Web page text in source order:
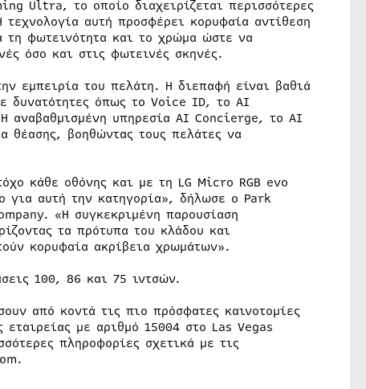
Ultra, το οποίο διαχειρίζεται περισσότερες
αυτή προσφέρει κορυφαία αντίθεση
τη φωτεινότητα και το χρώμα ώστε να
όσο και στις φωτεινές σκηνές.
εμπειρία του πελάτη. Η διεπαφή είναι βαθιά
δυνατότητες όπως το Voice ID, το AI
αναβαθμισμένη υπηρεσία AI Concierge, το AI
θέασης, βοηθώντας τους πελάτες να
κάθε οθόνης και με τη LG Micro RGB evo
για αυτή την κατηγορία», δήλωσε ο Park
«Η συγκεκριμένη παρουσίαση
τα πρότυπα του κλάδου και
κορυφαία ακρίβεια χρωμάτων».
100, 86 και 75 ιντσών.
από κοντά τις πιο πρόσφατες καινοτομίες
με αριθμό 15004 στο Las Vegas
πληροφορίες σχετικά με τις